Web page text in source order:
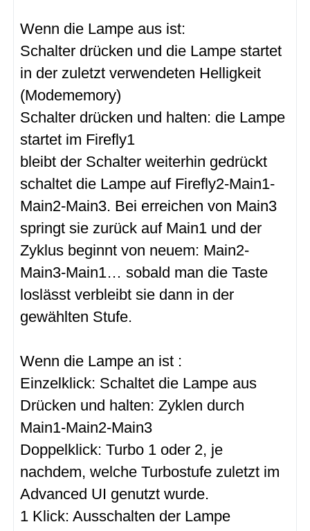
Wenn die Lampe aus ist:
Schalter drücken und die Lampe startet
in der zuletzt verwendeten Helligkeit
(Modememory)
Schalter drücken und halten: die Lampe
startet im Firefly1
bleibt der Schalter weiterhin gedrückt
schaltet die Lampe auf Firefly2-Main1-
Main2-Main3. Bei erreichen von Main3
springt sie zurück auf Main1 und der
Zyklus beginnt von neuem: Main2-
Main3-Main1… sobald man die Taste
loslässt verbleibt sie dann in der
gewählten Stufe.
Wenn die Lampe an ist :
Einzelklick: Schaltet die Lampe aus
Drücken und halten: Zyklen durch
Main1-Main2-Main3
Doppelklick: Turbo 1 oder 2, je
nachdem, welche Turbostufe zuletzt im
Advanced UI genutzt wurde.
1 Klick: Ausschalten der Lampe